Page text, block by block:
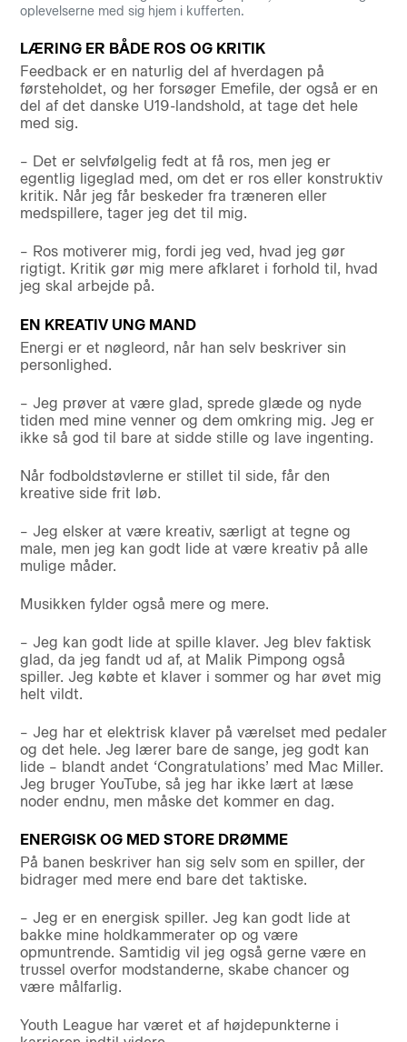
oplevelserne med sig hjem i kufferten.
LÆRING ER BÅDE ROS OG KRITIK
Feedback er en naturlig del af hverdagen på
førsteholdet, og her forsøger Emefile, der også er en
del af det danske U19-landshold, at tage det hele
med sig.
– Det er selvfølgelig fedt at få ros, men jeg er
egentlig ligeglad med, om det er ros eller konstruktiv
kritik. Når jeg får beskeder fra træneren eller
medspillere, tager jeg det til mig.
– Ros motiverer mig, fordi jeg ved, hvad jeg gør
rigtigt. Kritik gør mig mere afklaret i forhold til, hvad
jeg skal arbejde på.
EN KREATIV UNG MAND
Energi er et nøgleord, når han selv beskriver sin
personlighed.
– Jeg prøver at være glad, sprede glæde og nyde
tiden med mine venner og dem omkring mig. Jeg er
ikke så god til bare at sidde stille og lave ingenting.
Når fodboldstøvlerne er stillet til side, får den
kreative side frit løb.
– Jeg elsker at være kreativ, særligt at tegne og
male, men jeg kan godt lide at være kreativ på alle
mulige måder.
Musikken fylder også mere og mere.
– Jeg kan godt lide at spille klaver. Jeg blev faktisk
glad, da jeg fandt ud af, at Malik Pimpong også
spiller. Jeg købte et klaver i sommer og har øvet mig
helt vildt.
– Jeg har et elektrisk klaver på værelset med pedaler
og det hele. Jeg lærer bare de sange, jeg godt kan
lide – blandt andet ‘Congratulations’ med Mac Miller.
Jeg bruger YouTube, så jeg har ikke lært at læse
noder endnu, men måske det kommer en dag.
ENERGISK OG MED STORE DRØMME
På banen beskriver han sig selv som en spiller, der
bidrager med mere end bare det taktiske.
– Jeg er en energisk spiller. Jeg kan godt lide at
bakke mine holdkammerater op og være
opmuntrende. Samtidig vil jeg også gerne være en
trussel overfor modstanderne, skabe chancer og
være målfarlig.
Youth League har været et af højdepunkterne i